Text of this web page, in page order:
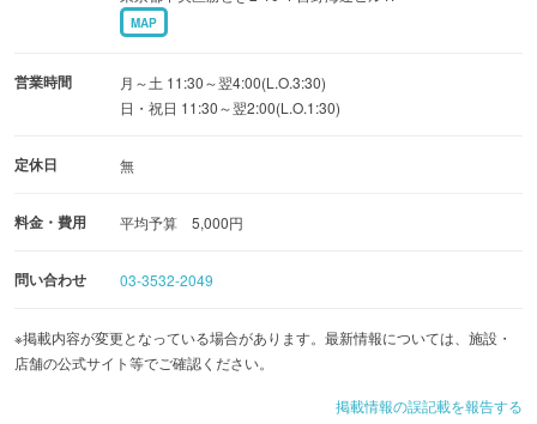
MAP
営業時間
月～土 11:30～翌4:00(L.O.3:30)
日・祝日 11:30～翌2:00(L.O.1:30)
定休日 無
料金・費用 平均予算 5,000円
問い合わせ 03-3532-2049
※掲載内容が変更となっている場合があります。最新情報については、施設・
店舗の公式サイト等でご確認ください。
掲載情報の誤記載を報告する